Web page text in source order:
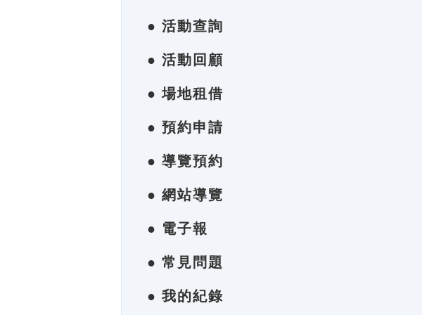
● 活動查詢
● 活動回顧
● 場地租借
● 預約申請
● 導覽預約
● 網站導覽
● 電子報
● 常見問題
● 我的紀錄